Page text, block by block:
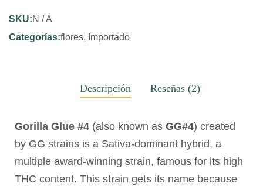
SKU:N / A
Categorías:flores, Importado
Descripción Reseñas (2)
Gorilla Glue #4 (also known as GG#4) created
by GG strains is a Sativa-dominant hybrid, a
multiple award-winning strain, famous for its high
THC content. This strain gets its name because